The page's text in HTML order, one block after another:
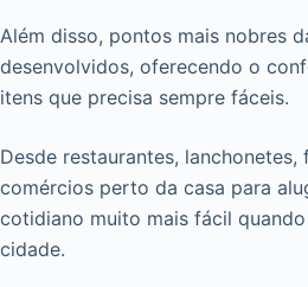
Além disso, pontos mais nobres
desenvolvidos, oferecendo o
itens que precisa sempre fáceis.
Desde restaurantes,
comércios perto da casa para
cotidiano muito mais fácil
cidade.